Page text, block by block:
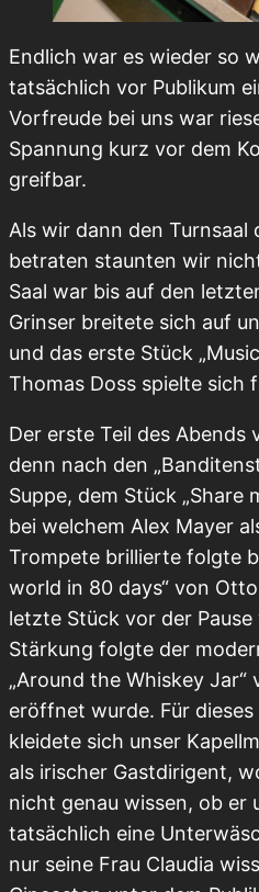
Endlich war es wieder so
tatsächlich vor Publikum
Vorfreude bei uns war
Spannung kurz vor dem
greifbar.
Als wir dann den Turnsaal
betraten staunten wir
Saal war bis auf den
Grinser breitete sich auf
und das erste Stück
Thomas Doss spielte sich
Der erste Teil des Abends
denn nach den
Suppe, dem Stück „Share
bei welchem Alex Mayer
Trompete brillierte folgte
world in 80 days“ von
letzte Stück vor der
Stärkung folgte der
„Around the Whiskey Jar“
eröffnet wurde. Für
kleidete sich unser
als irischer Gastdirigent,
nicht genau wissen, ob er
tatsächlich eine
nur seine Frau Claudia